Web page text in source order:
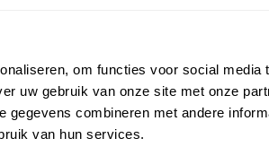
om functies voor social media
uw gebruik van onze site met onze
combineren met andere
van hun services.
Afmetingen t/m
Levensduur
3-6 maanden
weersomstandigheden)